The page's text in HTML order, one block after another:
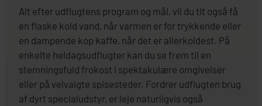
Alt efter udflugtens program og mål, vil du tit også få
en flaske kold vand, når varmen er for trykkende eller
en dampende kop kaffe, når det er allerkoldest. På
enkelte heldagsudflugter kan du se frem til en
stemningsfuld frokost i spektakulære omgivelser
eller på velvalgte spisesteder. Fordrer udflugten brug
af dyrt specialudstyr, er leje naturligvis også